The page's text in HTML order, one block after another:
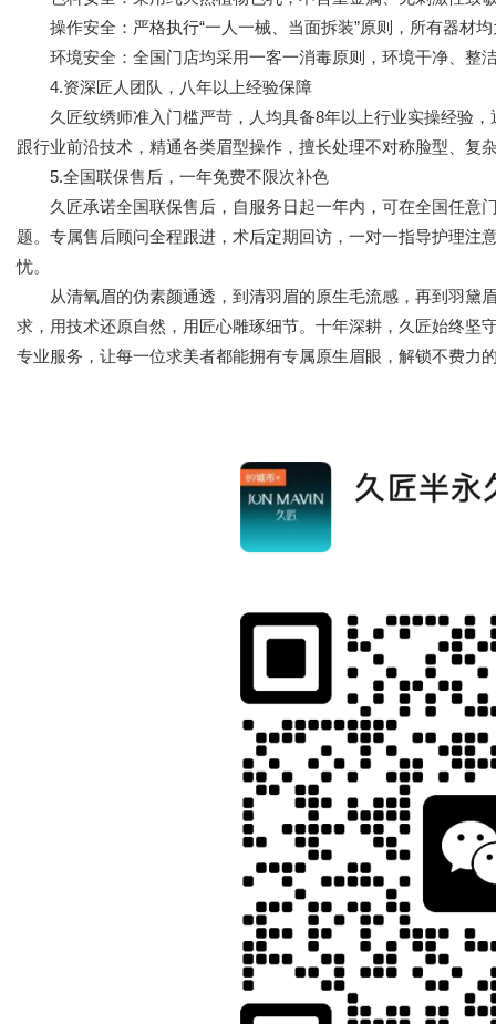
操作安全：严格执行“一人一械、当面拆装”原则，所有器材
环境安全：全国门店均采用一客一消毒原则，环境干净、整
4.资深匠人团队，八年以上经验保障
久匠纹绣师准入门槛严苛，人均具备8年以上行业实操经验，
跟行业前沿技术，精通各类眉型操作，擅长处理不对称脸型、复
5.全国联保售后，一年免费不限次补色
久匠承诺全国联保售后，自服务日起一年内，可在全国任意
题。专属售后顾问全程跟进，术后定期回访，一对一指导护理
忧。
从清氧眉的伪素颜通透，到清羽眉的原生毛流感，再到羽黛
求，用技术还原自然，用匠心雕琢细节。十年深耕，久匠始终坚
专业服务，让每一位求美者都能拥有专属原生眉眼，解锁不费力